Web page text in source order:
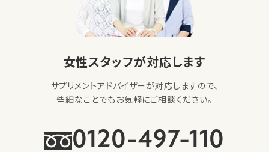
女性スタッフが対応します
サプリメントアドバイザーが対応しますので、
些細なことでもお気軽にご相談ください。
0120-497-110